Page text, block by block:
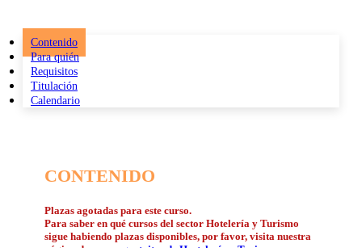
Contenido
Para quién
Requisitos
Titulación
Calendario
CONTENIDO
Plazas agotadas para este curso.
Para saber en qué cursos del sector Hotelería y Turismo
sigue habiendo plazas disponibles, por favor, visita nuestra